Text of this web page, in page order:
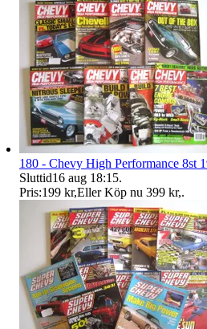
180 - Chevy High Performance 8st
Sluttid16 aug 18:15.
Pris:199 kr,Eller Köp nu 399 kr,.